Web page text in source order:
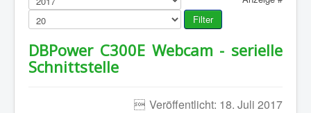
Motorrad
Sonstiges
Filter
DBPower C300E Webcam - serielle
Schnittstelle
Veröffentlicht: 18. Juli 2017